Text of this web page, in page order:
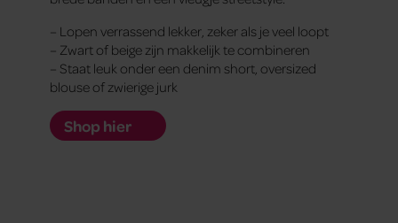
– Lopen verrassend lekker, zeker als je veel loopt
– Zwart of beige zijn makkelijk te combineren
– Staat leuk onder een denim short, oversized
blouse of zwierige jurk
Shop hier